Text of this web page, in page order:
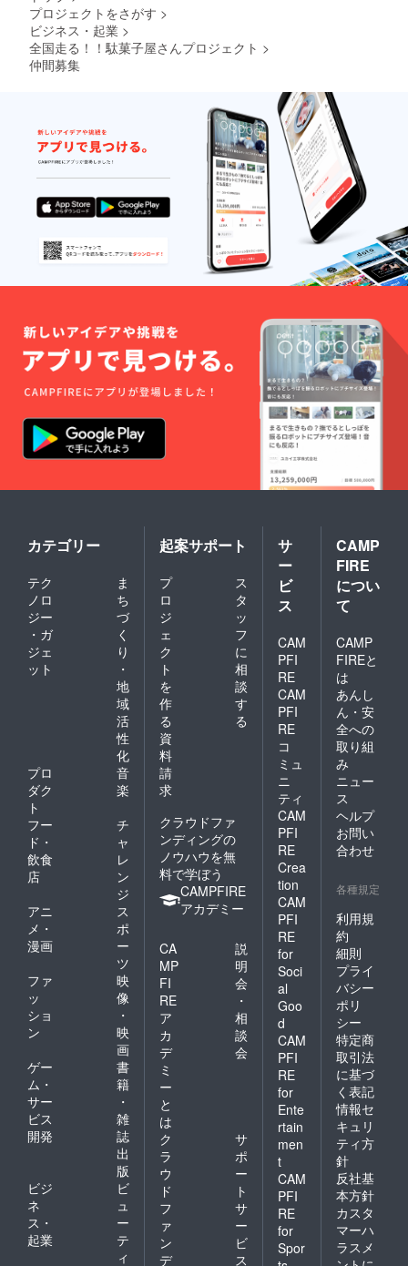
プロジェクトをさがす >
ビジネス・起業 >
全国走る！！駄菓子屋さんプロジェクト >
仲間募集
カテゴリー
テク
ノロ
ジー
・ガ
ジェ
ット
ま
ち
づ
く
り
・
地
域
活
性
化
プロ
ダク
ト
音
楽
フー
ド・
飲食
店
チ
ャ
レ
ン
ジ
アニ
メ・
漫画
ス
ポ
ー
ツ
ファ
ッ
ショ
ン
映
像
・
映
画
ゲー
ム・
サー
ビス
開発
書
籍
・
雑
誌
出
版
ビジ
ネ
ス・
起業
ビ
ュ
ー
テ
ィ
起案サポート
プ
ロ
ジ
ェ
ク
ト
を
作
る
ス
タ
ッ
フ
に
相
談
す
る
資
料
請
求
クラウドファ
ンディングの
ノウハウを無
料で学ぼう
CAMPFIRE
アカデミー
CA
MP
FI
RE
ア
カ
デ
ミ
ー
と
は
説
明
会
・
相
談
会
ク
ラ
ウ
ド
フ
ァ
ン
デ
サ
ポ
ー
ト
サ
ー
ビ
ス
サ
ー
ビ
ス
CAM
PFI
RE
CAM
PFI
RE
コ
ミュ
ニ
ティ
CAM
PFI
RE
Crea
tion
CAM
PFI
RE
for
Soci
al
Goo
d
CAM
PFI
RE
for
Ente
rtain
men
t
CAM
PFI
RE
for
Spor
CAMP
FIRE
につい
て
CAMP
FIREと
は
あんし
ん・安
全への
取り組
み
ニュー
ス
ヘルプ
お問い
合わせ
各種規定
利用規
約
細則
プライ
バシー
ポリ
シー
特定商
取引法
に基づ
く表記
情報セ
キュリ
ティ方
針
反社基
本方針
カスタ
マーハ
ラスメ